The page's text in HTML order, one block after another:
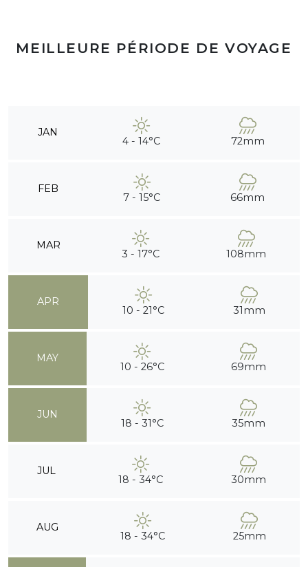
MEILLEURE PÉRIODE DE VOYAGE
JAN
4 - 14°C 72mm
FEB
7 - 15°C 66mm
MAR
3 - 17°C 108mm
APR
10 - 21°C 31mm
MAY
10 - 26°C 69mm
JUN
18 - 31°C 35mm
JUL
18 - 34°C 30mm
AUG
18 - 34°C 25mm